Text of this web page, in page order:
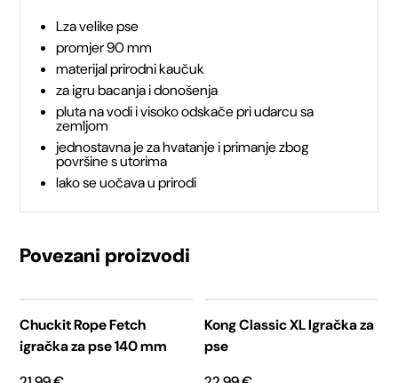
mm
količina
Lza velike pse
promjer 90 mm
materijal prirodni kaučuk
za igru bacanja i donošenja
pluta na vodi i visoko odskače pri udarcu sa
zemljom
jednostavna je za hvatanje i primanje zbog
površine s utorima
lako se uočava u prirodi
Povezani proizvodi
Chuckit Rope Fetch
igračka za pse 140 mm
Kong Classic XL Igračka za
pse